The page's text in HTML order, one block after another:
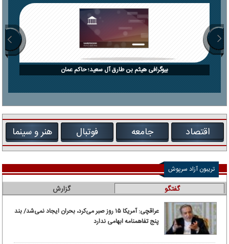
بیوگرافی هیثم بن طارق آل سعید؛ حاکم عمان
اقتصاد جامعه فوتبال هنر و سینما
تریبون آزاد سرپوش
گفتگو گزارش
عراقچی: آمریکا ۱۵ روز صبر می‌کرد، بحران ایجاد نمی‌شد/ بند
پنج تفاهمنامه ابهامی ندارد